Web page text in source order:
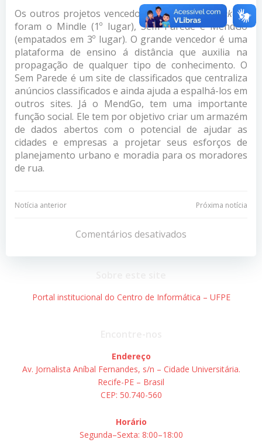
Os outros projetos vencedores do Start up Weekend
foram o Mindle (1º lugar), Sem Parede e MendGo
(empatados em 3º lugar). O grande vencedor é uma
plataforma de ensino á distância que auxilia na
propagação de qualquer tipo de conhecimento. O
Sem Parede é um site de classificados que centraliza
anúncios classificados e ainda ajuda a espalhá-los em
outros sites. Já o MendGo, tem uma importante
função social. Ele tem por objetivo criar um armazém
de dados abertos com o potencial de ajudar as
cidades e empresas a projetar seus esforços de
planejamento urbano e moradia para os moradores
de rua.
Navegação
Post
Notícia anterior
Navegação
de
Post
Próxima notícia
Comentários desativados
Portal institucional do Centro de Informática – UFPE
Endereço
Av. Jornalista Aníbal Fernandes, s/n – Cidade Universitária.
Recife-PE – Brasil
CEP: 50.740-560
Horário
Segunda–Sexta: 8:00–18:00